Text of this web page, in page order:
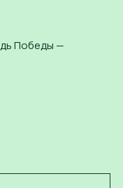
Победы —